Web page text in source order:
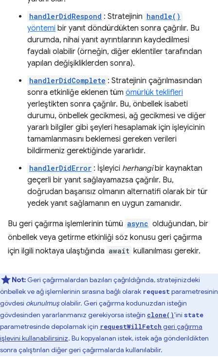
handlerDidRespond : Stratejinin handle()
yöntemi bir yanıt döndürdükten sonra çağrılır. Bu
durumda, nihai yanıt ayrıntılarının kaydedilmesi
faydalı olabilir (örneğin, diğer eklentiler tarafından
yapılan değişikliklerden sonra).
handlerDidComplete : Stratejinin çağrılmasından
sonra etkinliğe eklenen tüm ömürlük teklifleri
yerleştikten sonra çağrılır. Bu, önbellek isabeti
durumu, önbellek gecikmesi, ağ gecikmesi ve diğer
yararlı bilgiler gibi şeyleri hesaplamak için işleyicinin
tamamlanmasını beklemesi gereken verileri
bildirmeniz gerektiğinde yararlıdır.
handlerDidError : İşleyici herhangibir kaynaktan
geçerli bir yanıt sağlayamazsa çağrılır. Bu,
doğrudan başarısız olmanın alternatifi olarak bir tür
yedek yanıt sağlamanın en uygun zamanıdır.
Bu geri çağırma işlemlerinin tümü async olduğundan, bir
önbellek veya getirme etkinliği söz konusu geri çağırma
için ilgili noktaya ulaştığında await kullanılması gerekir.
Not: Geri çağırmalardan bazıları çağrıldığında, stratejinizdeki
önbellek ve ağ işlemlerinin sırasına bağlı olarak request parametresinin
gövdesi okunulmuşolabilir. Geri çağırma kodunuzdan isteğin
gövdesinden yararlanmanız gerekiyorsa isteğin clone()'ini state
parametresinde depolamak için requestWillFetch geri çağırma
işlevini kullanabilirsiniz. Bu kopyalanan istek, istek ağa gönderildikten
sonra çalıştırılan diğer geri çağırmalarda kullanılabilir.